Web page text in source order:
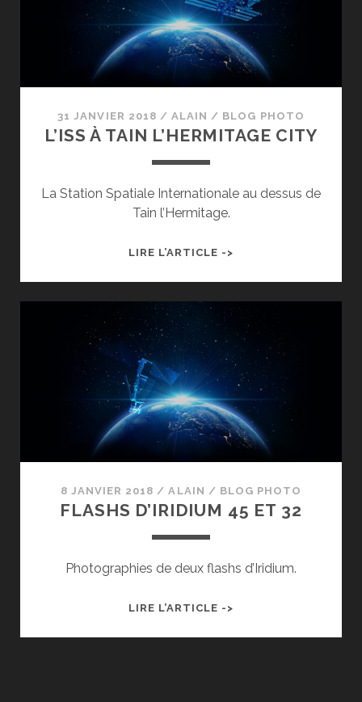
DE
TOURNON-
SUR-
RHÔNE
31 JANVIER 2018 / ALAIN / BLOG PHOTO
L’ISS À TAIN L’HERMITAGE CITY
La Station Spatiale Internationale au dessus de
Tain l’Hermitage.
LIRE L’ARTICLE ->
CITY
8 JANVIER 2018 /ALAIN / BLOG PHOTO
FLASHS D’IRIDIUM 45 ET 32
Photographies de deux flashs d’Iridium.
LIRE L’ARTICLE ->